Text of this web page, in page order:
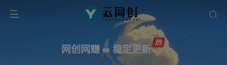
网创网赚 ∞ 稳定更新